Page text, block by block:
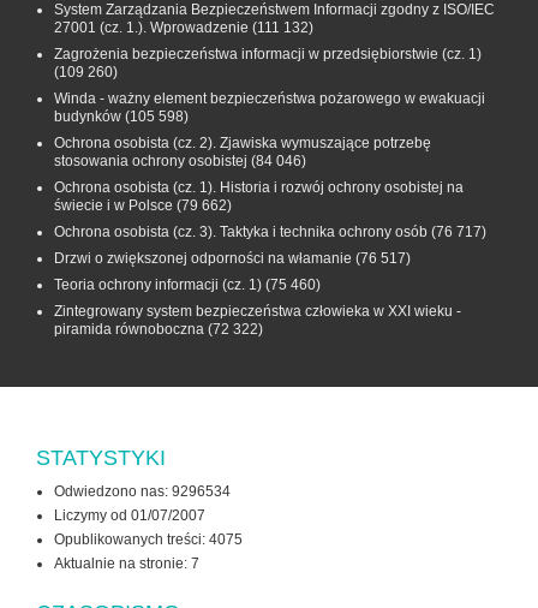
System Zarządzania Bezpieczeństwem Informacji zgodny z ISO/IEC
27001 (cz. 1.). Wprowadzenie (111 132)
Zagrożenia bezpieczeństwa informacji w przedsiębiorstwie (cz. 1)
(109 260)
Winda - ważny element bezpieczeństwa pożarowego w ewakuacji
budynków (105 598)
Ochrona osobista (cz. 2). Zjawiska wymuszające potrzebę
stosowania ochrony osobistej (84 046)
Ochrona osobista (cz. 1). Historia i rozwój ochrony osobistej na
świecie i w Polsce (79 662)
Ochrona osobista (cz. 3). Taktyka i technika ochrony osób (76 717)
Drzwi o zwiększonej odporności na włamanie (76 517)
Teoria ochrony informacji (cz. 1) (75 460)
Zintegrowany system bezpieczeństwa człowieka w XXI wieku -
piramida równoboczna (72 322)
STATYSTYKI
Odwiedzono nas: 9296534
Liczymy od 01/07/2007
Opublikowanych treści: 4075
Aktualnie na stronie: 7